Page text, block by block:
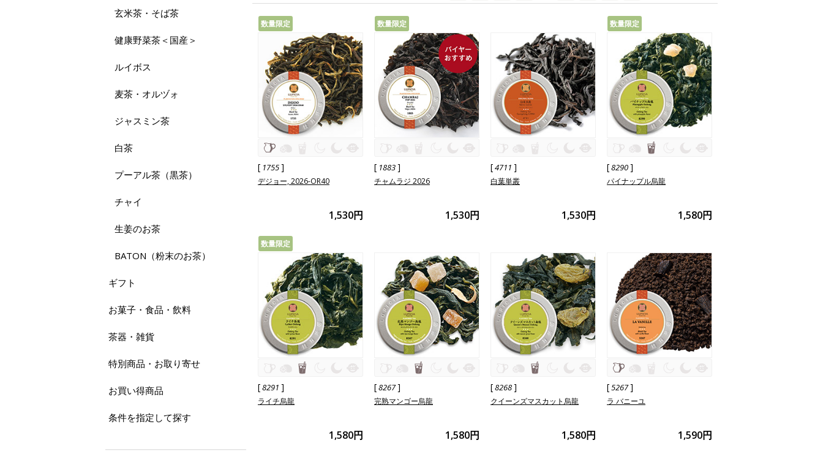
数量限定
[ 1755]
デジョー, 2026-OR40
1,530円
数量限定
[ 1883]
チャムラジ 2026
1,530円
[4711 ]
白葉単叢
1,530円
数量限定
[8290]
パイナップル烏龍
1,580円
数量限定
[8291 ]
ライチ烏龍
1,580円
[8267]
完熟マンゴー烏龍
1,580円
[8268]
クイーンズマスカット烏龍
1,580円
[5267]
ラ バニーユ
1,590円
玄米茶・そば茶
健康野菜茶＜国産＞
ルイボス
麦茶・オルヅォ
ジャスミン茶
白茶
プーアル茶（黒茶）
チャイ
生姜のお茶
BATON（粉末のお茶）
ギフト
お菓子・食品・飲料
茶器・雑貨
特別商品・お取り寄せ
お買い得商品
条件を指定して探す